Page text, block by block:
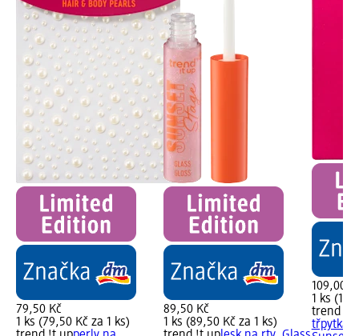
79,50 Kč
1 ks (79,50 Kč za 1 ks)
89,50 Kč
1 ks (89,50 Kč za 1 ks)
109,00
1 ks
trend !t